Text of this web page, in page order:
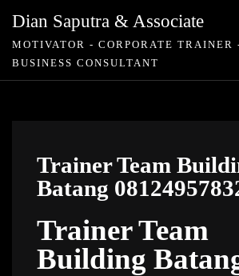
Dian Saputra & Associate
MOTIVATOR - CORPORATE TRAINER
BUSINESS CONSULTANT
Trainer Team
Batang
Trainer Team
Building